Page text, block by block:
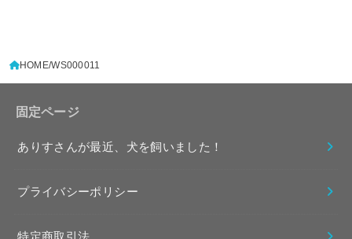
HOME WS000011
固定ページ
ありすさんが最近、犬を飼いました！
プライバシーポリシー